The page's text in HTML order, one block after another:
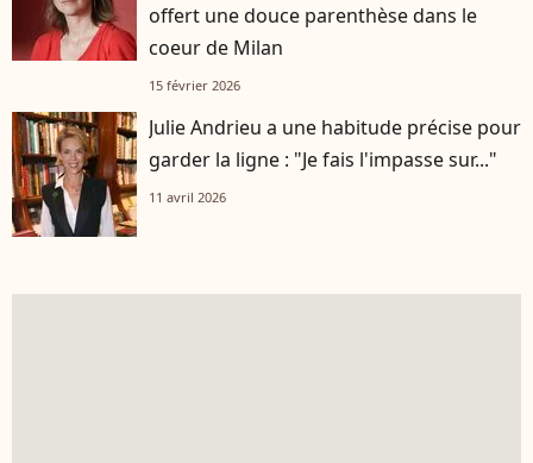
offert une douce parenthèse dans le
coeur de Milan
15 février 2026
Julie Andrieu a une habitude précise pour
garder la ligne : "Je fais l'impasse sur..."
11 avril 2026